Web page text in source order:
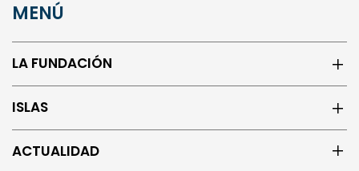
MENÚ
LA FUNDACIÓN
ISLAS
ACTUALIDAD